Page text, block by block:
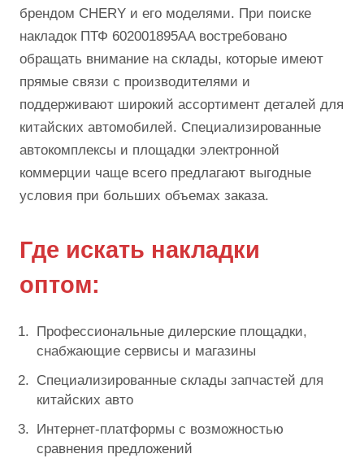
брендом CHERY и его моделями. При поиске
накладок ПТФ 602001895AA востребовано
обращать внимание на склады, которые имеют
прямые связи с производителями и
поддерживают широкий ассортимент деталей для
китайских автомобилей. Специализированные
автокомплексы и площадки электронной
коммерции чаще всего предлагают выгодные
условия при больших объемах заказа.
Где искать накладки
оптом:
Профессиональные дилерские площадки,
снабжающие сервисы и магазины
Специализированные склады запчастей для
китайских авто
Интернет-платформы с возможностью
сравнения предложений